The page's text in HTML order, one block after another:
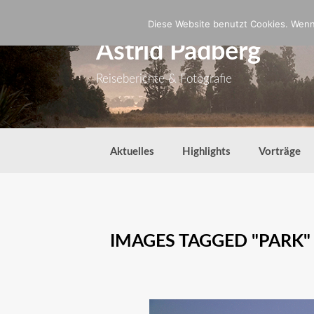
Astrid Padberg
Reiseberichte & Fotografie
Aktuelles Highlights Vorträge
IMAGES TAGGED "PARK"
Diese Website benutzt Cookies.